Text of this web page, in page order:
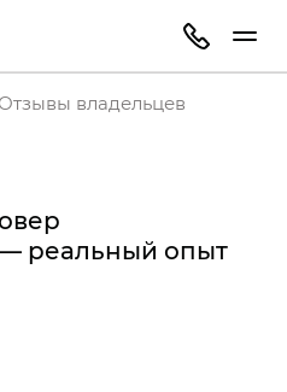
Отзывы владельцев
— реальный опыт